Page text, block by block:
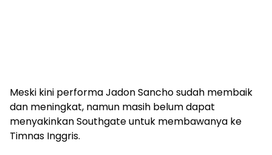
Meski kini performa Jadon Sancho sudah membaik
dan meningkat, namun masih belum dapat
menyakinkan Southgate untuk membawanya ke
Timnas Inggris.